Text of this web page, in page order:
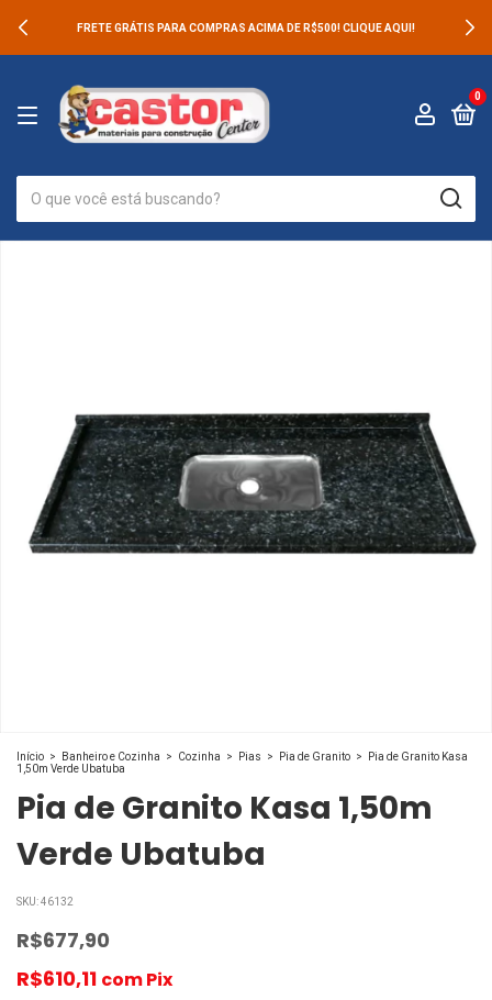
FRETE GRÁTIS PARA COMPRAS ACIMA DE R$500! CLIQUE AQUI!
0
Início > Banheiro e Cozinha > Cozinha > Pias > Pia de Granito >
Pia de Granito Kasa
1,50m Verde Ubatuba
Pia de Granito Kasa 1,50m
Verde Ubatuba
SKU:46132
R$677,90
R$610,11 comPix